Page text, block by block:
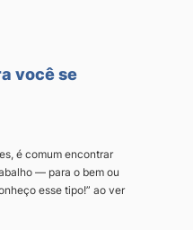
você se
é comum encontrar
— para o bem ou
esse tipo!” ao ver